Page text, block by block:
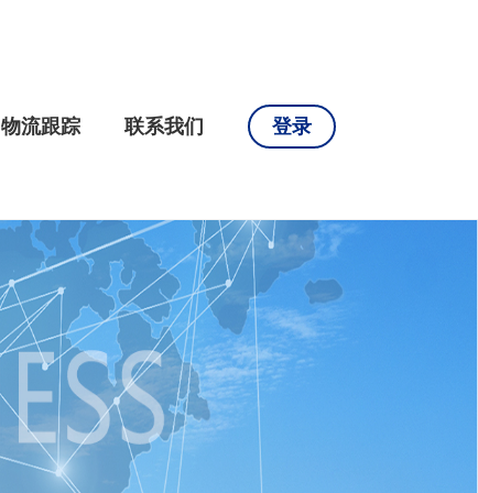
物流跟踪 联系我们 登录